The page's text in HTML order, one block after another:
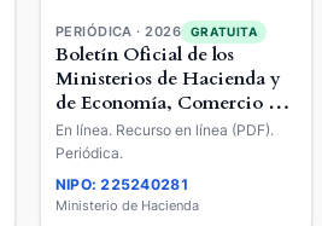
PERIÓDICA · 2026 GRATUITA
Boletín Oficial de los
Ministerios de Hacienda y
de Economía, Comercio y
Empresa
En línea. Recurso en línea (PDF).
Periódica.
NIPO: 225240281
Ministerio de Hacienda